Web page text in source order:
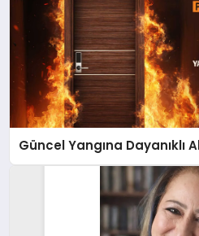
Güncel Yangına Dayanıklı